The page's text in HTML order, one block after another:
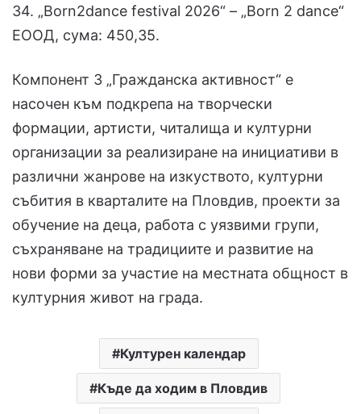
34. „Born2dance festival 2026“ – „Born 2 dance“
ЕООД, сума: 450,35.
Компонент 3 „Гражданска активност“ е
насочен към подкрепа на творчески
формации, артисти, читалища и културни
организации за реализиране на инициативи в
различни жанрове на изкуството, културни
събития в кварталите на Пловдив, проекти за
обучение на деца, работа с уязвими групи,
съхраняване на традициите и развитие на
нови форми за участие на местната общност в
културния живот на града.
Културен календар
Къде да ходим в Пловдив